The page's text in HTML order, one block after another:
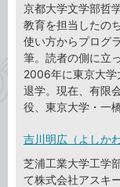
京都大学文学部哲
教育を担当したの
使い方からプログ
筆。読者の側に立
2006年に東京大学
退学。現在、有限
役、東京大学・一
吉川明広（よしか
芝浦工業大学工学
て株式会社アスキ